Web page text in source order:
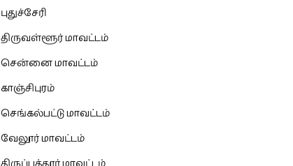
புதுச்சேரி
திருவள்ளூர் மாவட்டம்
சென்னை மாவட்டம்
காஞ்சிபுரம்
செங்கல்பட்டு மாவட்டம்
வேலூர் மாவட்டம்